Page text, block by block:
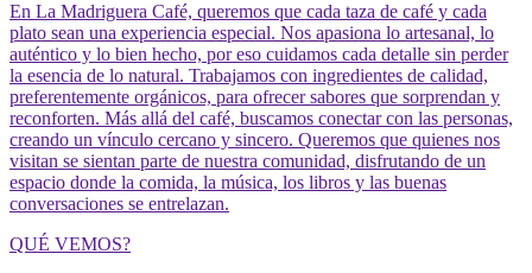
En La Madriguera Café, queremos que cada taza de café y cada
plato sean una experiencia especial. Nos apasiona lo artesanal, lo
auténtico y lo bien hecho, por eso cuidamos cada detalle sin perder
la esencia de lo natural. Trabajamos con ingredientes de calidad,
preferentemente orgánicos, para ofrecer sabores que sorprendan y
reconforten. Más allá del café, buscamos conectar con las personas,
creando un vínculo cercano y sincero. Queremos que quienes nos
visitan se sientan parte de nuestra comunidad, disfrutando de un
espacio donde la comida, la música, los libros y las buenas
conversaciones se entrelazan.
QUÉ VEMOS?